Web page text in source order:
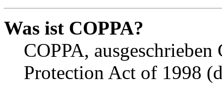
Was ist COPPA?
COPPA,
Protection Act of 1998